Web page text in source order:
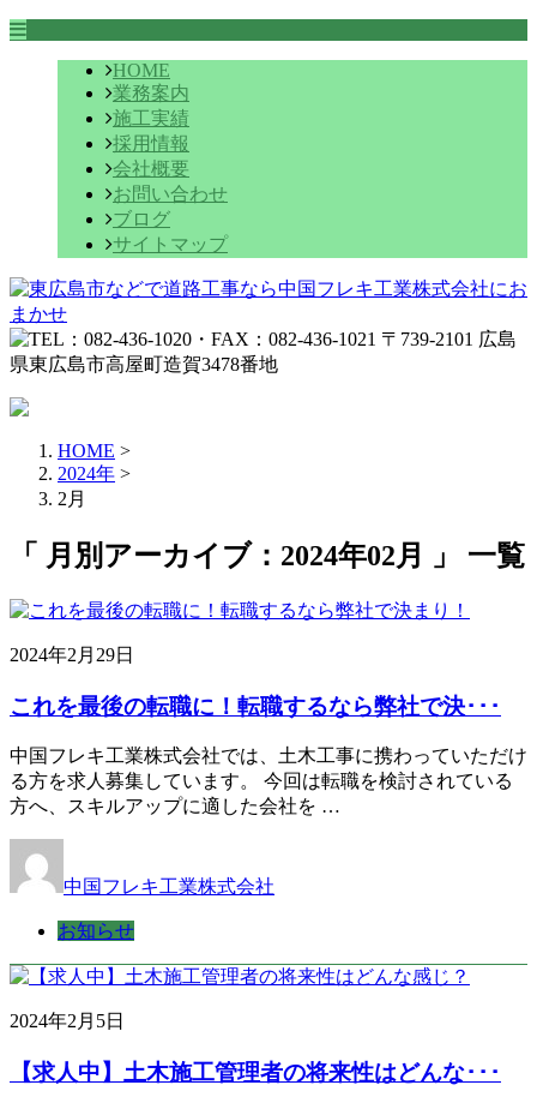
HOME
業務案内
施工実績
採用情報
会社概要
お問い合わせ
ブログ
サイトマップ
HOME >
2024年 >
2月
「 月別アーカイブ：2024年02月 」 一覧
2024年2月29日
これを最後の転職に！転職するなら弊社で決･･･
中国フレキ工業株式会社では、土木工事に携わっていただけ
る方を求人募集しています。 今回は転職を検討されている
方へ、スキルアップに適した会社を …
中国フレキ工業株式会社
お知らせ
2024年2月5日
【求人中】土木施工管理者の将来性はどんな･･･